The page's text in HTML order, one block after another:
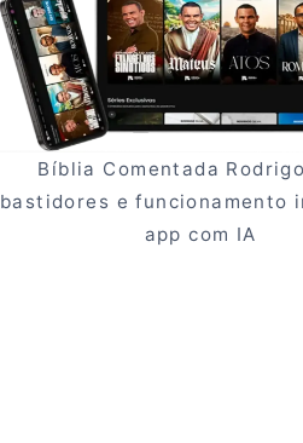
Bíblia Comentada
bastidores e funcionamento
app com IA